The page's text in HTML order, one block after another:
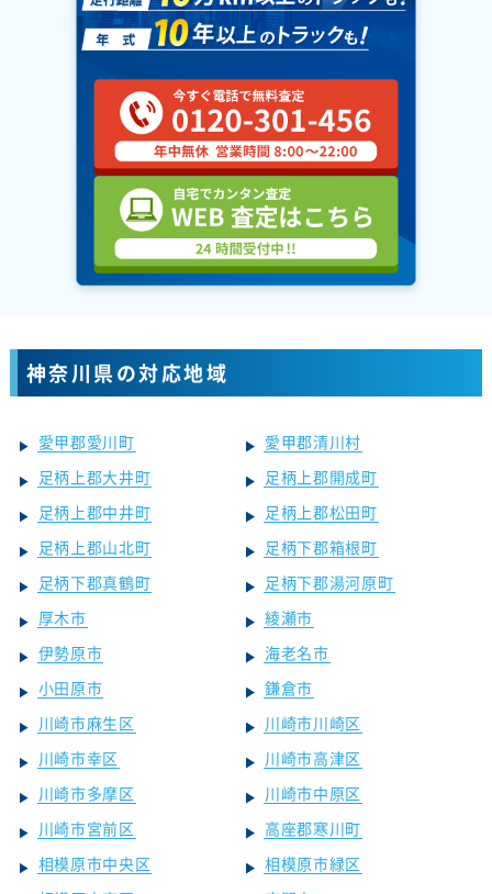
神奈川県の対応地域
愛甲郡愛川町
愛甲郡清川村
足柄上郡大井町
足柄上郡開成町
足柄上郡中井町
足柄上郡松田町
足柄上郡山北町
足柄下郡箱根町
足柄下郡真鶴町
足柄下郡湯河原町
厚木市
綾瀬市
伊勢原市
海老名市
小田原市
鎌倉市
川崎市麻生区
川崎市川崎区
川崎市幸区
川崎市高津区
川崎市多摩区
川崎市中原区
川崎市宮前区
高座郡寒川町
相模原市中央区
相模原市緑区